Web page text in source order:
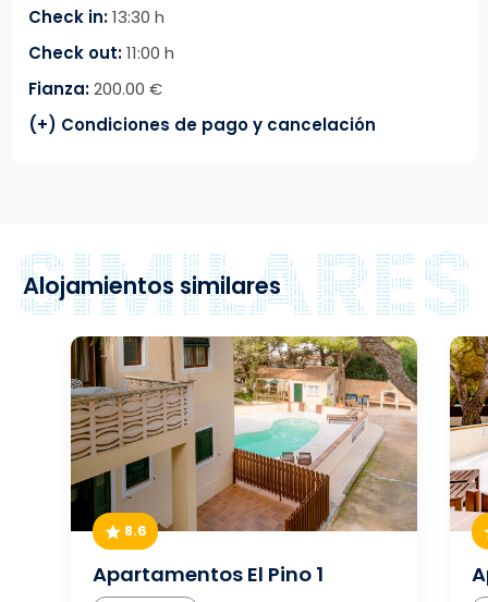
Check in:13:30 h
Check out:11:00 h
Fianza:200.00 €
(+) Condiciones de pago y cancelación
Alojamientos similares
8.6
Apartamentos El Pino 1